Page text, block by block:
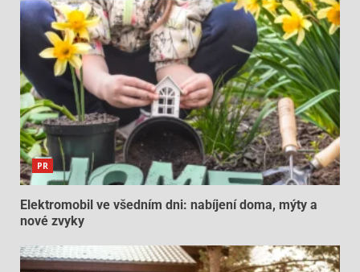
PR
Elektromobil ve všedním dni: nabíjení doma, mýty a
nové zvyky